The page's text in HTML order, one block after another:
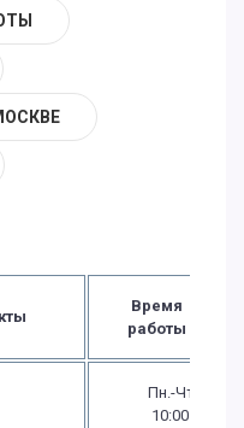
Время
работы
Пн.-Чт.:
10:00 -